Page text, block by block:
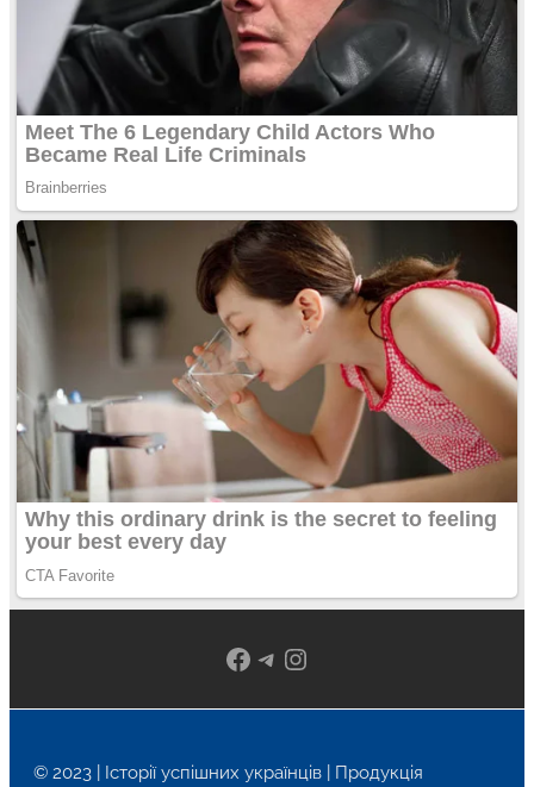
Facebook
Telegram
Instagram
© 2023 | Історії успішних українців | Продукція